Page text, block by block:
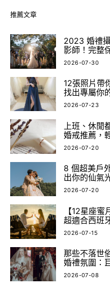
推薦文章
2023 婚禮
影師！完整
2026-07-30
12張照片帶
找出專屬你
2026-07-23
上班、休閒
婚戒推薦，
2026-07-20
8 個超美戶
出你的仙氣
2026-07-20
【12星座
超適合西班
2026-07-15
那些不落世
婚禮氛圍：
2026-07-08